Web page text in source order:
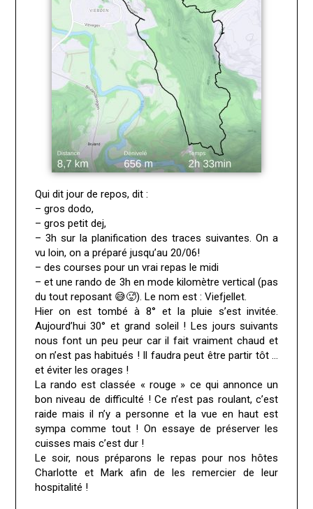
Qui dit jour de repos, dit :
– gros dodo,
– gros petit dej,
– 3h sur la planification des traces suivantes. On a
vu loin, on a préparé jusqu’au 20/06!
– des courses pour un vrai repas le midi
– et une rando de 3h en mode kilomètre vertical (pas
du tout reposant 😅🥵). Le nom est : Viefjellet.
Hier on est tombé à 8° et la pluie s’est invitée.
Aujourd’hui 30° et grand soleil ! Les jours suivants
nous font un peu peur car il fait vraiment chaud et
on n’est pas habitués ! Il faudra peut être partir tôt …
et éviter les orages !
La rando est classée « rouge » ce qui annonce un
bon niveau de difficulté ! Ce n’est pas roulant, c’est
raide mais il n’y a personne et la vue en haut est
sympa comme tout ! On essaye de préserver les
cuisses mais c’est dur !
Le soir, nous préparons le repas pour nos hôtes
Charlotte et Mark afin de les remercier de leur
hospitalité !